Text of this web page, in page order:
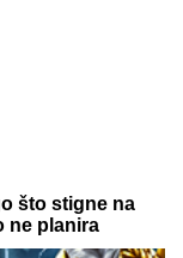
što stigne na
ne planira